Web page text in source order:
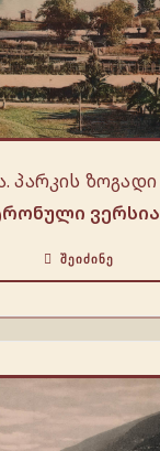
პარკის
ᲨᲔᲘᲫᲘᲜᲔ